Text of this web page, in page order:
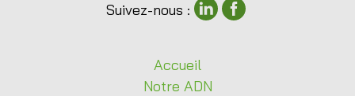
Suivez-nous :
Accueil
Notre ADN